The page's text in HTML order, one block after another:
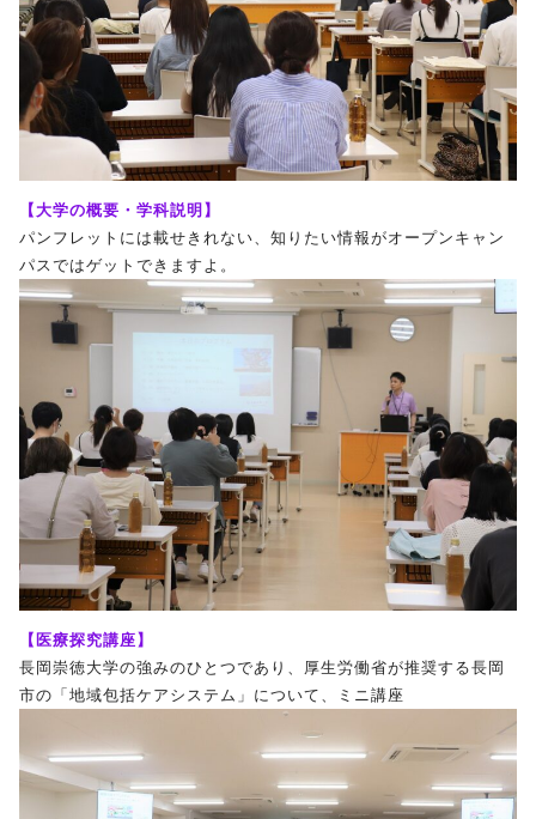
【大学の概要・学科説明】
パンフレットには載せきれない、知りたい情報がオープンキャン
パスではゲットできますよ。
【医療探究講座】
長岡崇徳大学の強みのひとつであり、厚生労働省が推奨する長岡
市の「地域包括ケアシステム」について、ミニ講座